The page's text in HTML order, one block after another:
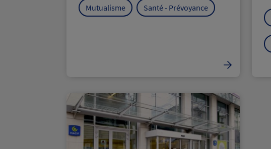
Mutualisme Santé - Prévoyance